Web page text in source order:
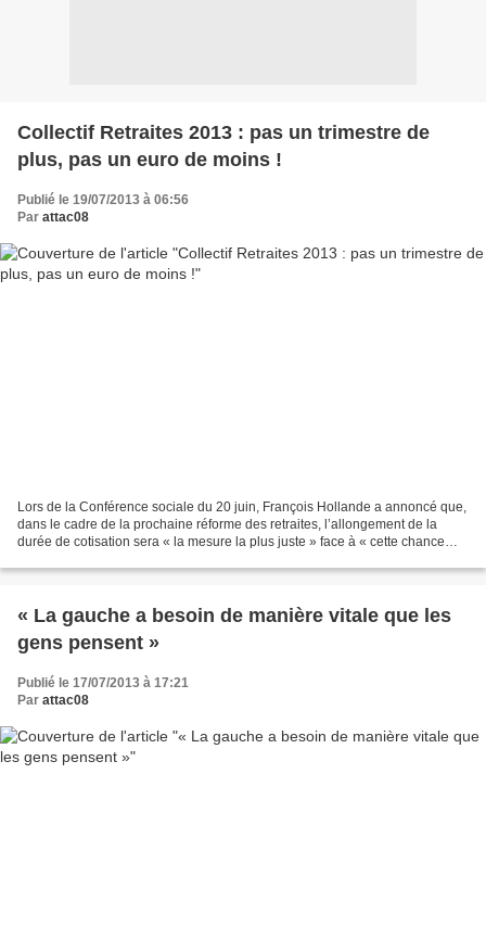
Collectif Retraites 2013 : pas un trimestre de
plus, pas un euro de moins !
Publié le 19/07/2013 à 06:56
Par attac08
Lors de la Conférence sociale du 20 juin, François Hollande a annoncé que,
dans le cadre de la prochaine réforme des retraites, l’allongement de la
durée de cotisation sera « la mesure la plus juste » face à « cette chance
« La gauche a besoin de manière vitale que les
gens pensent »
Publié le 17/07/2013 à 17:21
Par attac08